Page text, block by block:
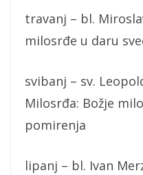
travanj – bl.
milosrđe u daru
svibanj – sv.
Milosrđa: Božje
pomirenja
lipanj – bl. Ivan